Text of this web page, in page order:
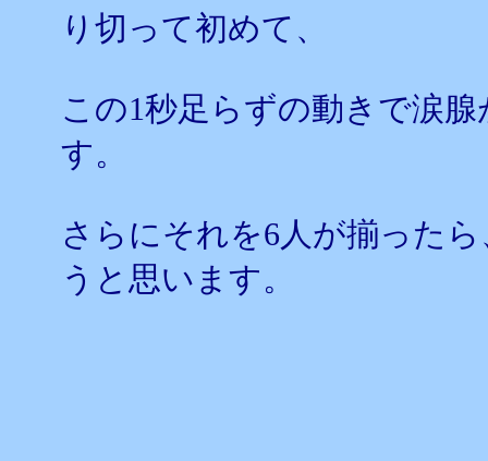
り切って初めて、
この1秒足らずの動きで涙
す。
さらにそれを6人が揃った
うと思います。